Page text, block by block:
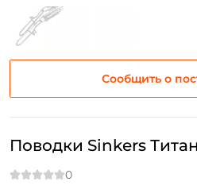
Сообщить о
Поводки Sinkers